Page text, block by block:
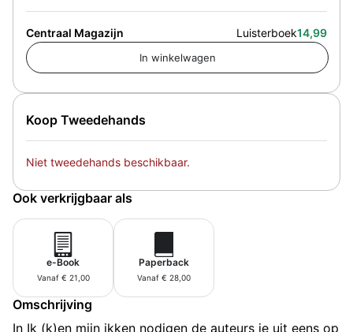
Koop Tweedehands
Niet tweedehands beschikbaar.
Centraal Magazijn Luisterboek14,99
Ook verkrijgbaar als
e-Book
Vanaf € 21,00
Paperback
Vanaf € 28,00
Omschrijving
In Ik (k)en mijn ikken nodigen de auteurs je uit eens op